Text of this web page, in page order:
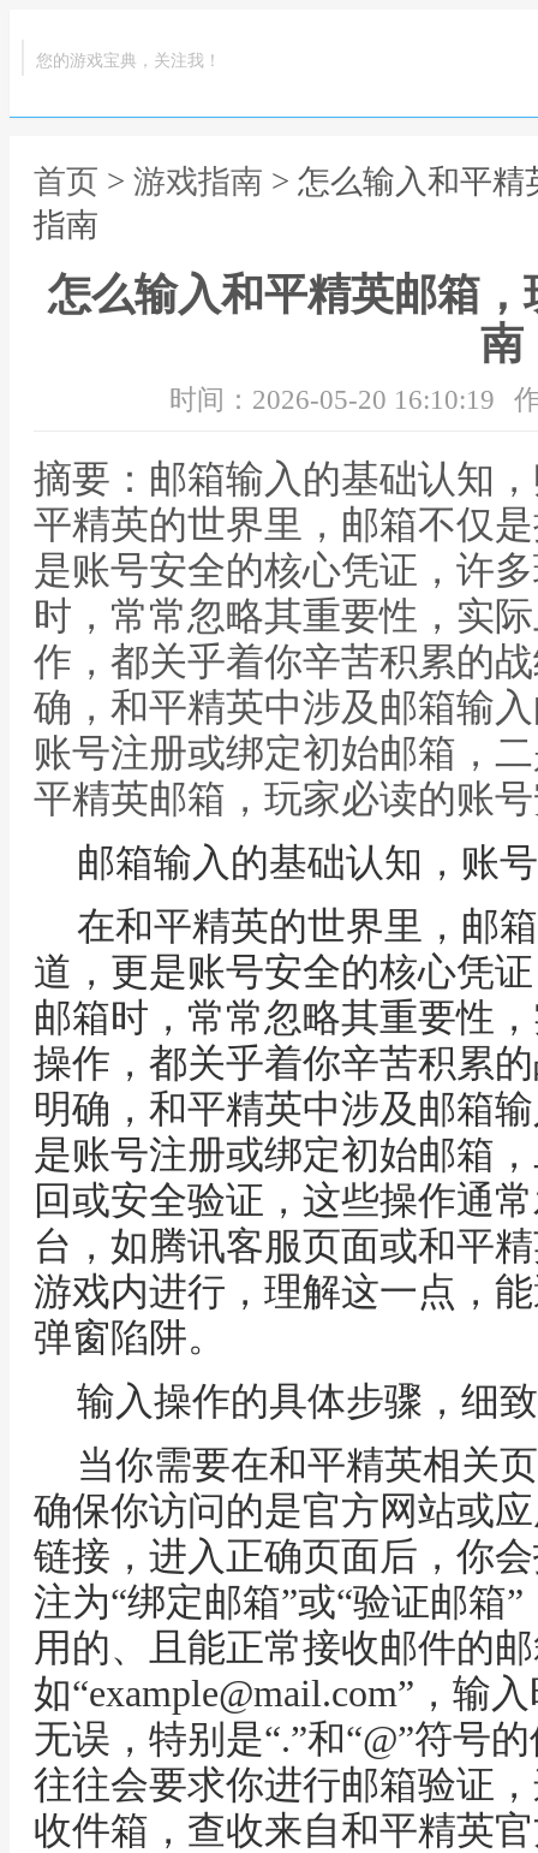
您的游戏宝典，关注我！
首页 > 游戏指南 > 怎么输入和平
指南
怎么输入和平精英邮箱
南
时间：2026-05-20 16:10:19
摘要：邮箱输入的基础认知
平精英的世界里，邮箱不仅
是账号安全的核心凭证，许
时，常常忽略其重要性，实
作，都关乎着你辛苦积累的
确，和平精英中涉及邮箱输
账号注册或绑定初始邮箱，
平精英邮箱，玩家必读的账
邮箱输入的基础认知，账
在和平精英的世界里，邮
道，更是账号安全的核心凭
邮箱时，常常忽略其重要性
操作，都关乎着你辛苦积累
明确，和平精英中涉及邮箱
是账号注册或绑定初始邮箱
回或安全验证，这些操作通
台，如腾讯客服页面或和平
游戏内进行，理解这一点，
弹窗陷阱。
输入操作的具体步骤，细
当你需要在和平精英相关
确保你访问的是官方网站或
链接，进入正确页面后，你
注为“绑定邮箱”或“验证邮箱
用的、且能正常接收邮件的
如“example@mail.com”，输
无误，特别是“.”和“@”符号
往往会要求你进行邮箱验证
收件箱，查收来自和平精英